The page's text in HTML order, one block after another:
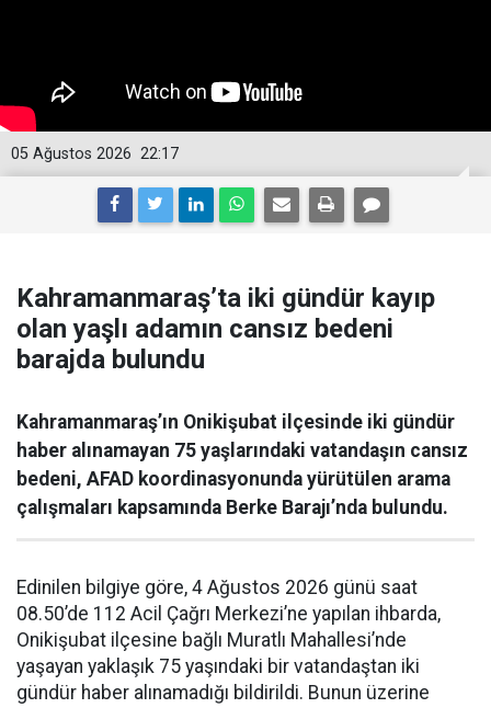
22:17
05 Ağustos 2026
Kahramanmaraş’ta iki gündür kayıp
olan yaşlı adamın cansız bedeni
barajda bulundu
Kahramanmaraş’ın Onikişubat ilçesinde iki gündür
haber alınamayan 75 yaşlarındaki vatandaşın cansız
bedeni, AFAD koordinasyonunda yürütülen arama
çalışmaları kapsamında Berke Barajı’nda bulundu.
Edinilen bilgiye göre, 4 Ağustos 2026 günü saat
08.50’de 112 Acil Çağrı Merkezi’ne yapılan ihbarda,
Onikişubat ilçesine bağlı Muratlı Mahallesi’nde
yaşayan yaklaşık 75 yaşındaki bir vatandaştan iki
gündür haber alınamadığı bildirildi. Bunun üzerine